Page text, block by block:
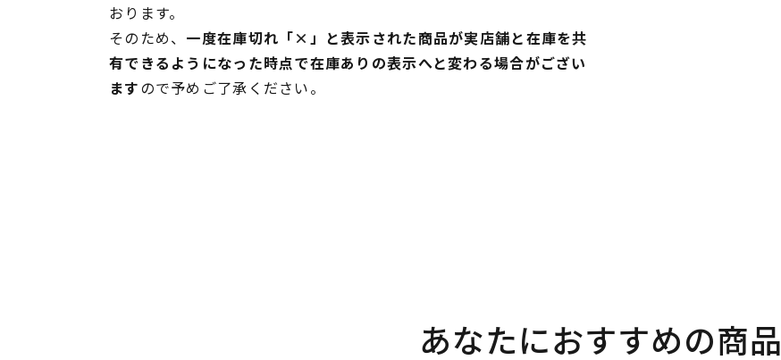
おります。
そのため、 一度在庫切れ「×」と表示された商品が実店舗と在庫を共
有できるようになった時点で在庫ありの表示へと変わる場合がござい
ますので予めご了承ください。
あなたにおすすめの商品